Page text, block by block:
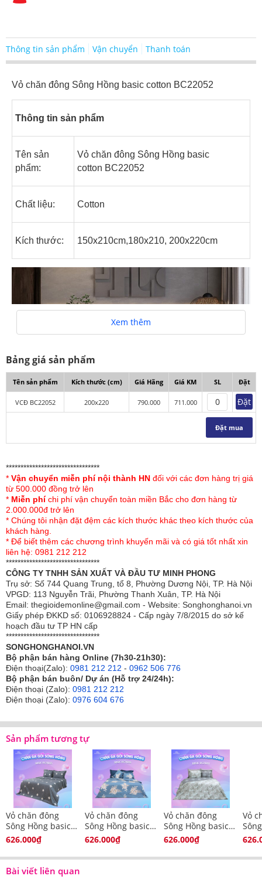
Thông tin sản phẩm Vận chuyển Thanh toán
Vỏ chăn đông Sông Hồng basic cotton BC22052
Thông tin sản phẩm
Tên sản
phẩm:
Vỏ chăn đông Sông Hồng basic
cotton BC22052
Chất liệu: Cotton
Kích thước: 150x210cm,180x210, 200x220cm
Mô tả sản phẩm:
Vỏ chăn đông Sông Hồng basic cotton được thiết
kế có khóa kéo lồng được ruột, sử dụng cho bốn
mùa vì vậy đây là sản phẩm bán chạy nhất tất cả
các mùa.
Sản phẩm với chất liệu 100% cotton cao cấp nhập
khẩu mềm mịn, không bị xù lông, thông thoáng, nhẹ
nhàng cho từng vùng da tiếp xúc.
Vỏ chăn được thiết kế theo phong cách trẻ trung,
năng động xong vẫn không kém phần sang trọng
tinh tế.
Họa tiết được in màu sắc nét, không bị phai màu do
được in từ công nghệ in tiên tiến hiện đại nhất hiện
nay.
Xem thêm
Bảng giá sản phẩm
Tên sản phẩm Kích thước (cm) Giá Hãng Giá KM SL Đặt
VCĐ BC22052 200x220 790.000 711.000 Đặt
Đặt mua
********************************
* Vận chuyển miễn phí nội thành HN đối với các đơn hàng trị giá
từ 500.000 đồng trở lên
* Miễn phíchi phí vận chuyển toàn miền Bắc cho đơn hàng từ
2.000.000đ trở lên
* Chúng tôi nhận đặt đệm các kích thước khác theo kích thước của
khách hàng.
* Để biết thêm các chương trình khuyến mãi và có giá tốt nhất xin
liên hệ: 0981 212 212
********************************
CÔNG TY TNHH SẢN XUẤT VÀ ĐẦU TƯ MINH PHONG
Trụ sở: Số 744 Quang Trung, tổ 8, Phường Dương Nội, TP. Hà Nội
VPGD: 113 Nguyễn Trãi, Phường Thanh Xuân, TP. Hà Nội
Email: thegioidemonline@gmail.com - Website: Songhonghanoi.vn
Giấy phép ĐKKD số: 0106928824 - Cấp ngày 7/8/2015 do sở kế
hoạch đầu tư TP HN cấp
********************************
SONGHONGHANOI.VN
Bộ phận bán hàng Online (7h30-21h30):
Điện thoại(Zalo): 0981 212 212 - 0962 506 776
Bộ phận bán buôn/ Dự án (Hỗ trợ 24/24h):
Điện thoại (Zalo): 0981 212 212
Điện thoại (Zalo): 0976 604 676
Sản phẩm tương tự
Vỏ chăn đông
Sông Hồng basic
cotton BC21035
626.000₫
Vỏ chăn đông
Sông Hồng basic
cotton BC21036
626.000₫
Vỏ chăn đông
Sông Hồng basic
cotton BC21041
626.000₫
Vỏ
Bài viết liên quan